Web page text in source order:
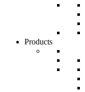
Products